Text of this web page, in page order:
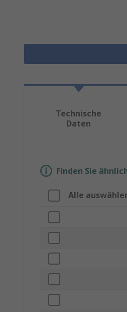
Technische
Daten
Finden Sie
Alle